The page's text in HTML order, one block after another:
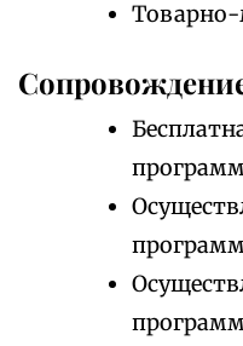
Товарно-